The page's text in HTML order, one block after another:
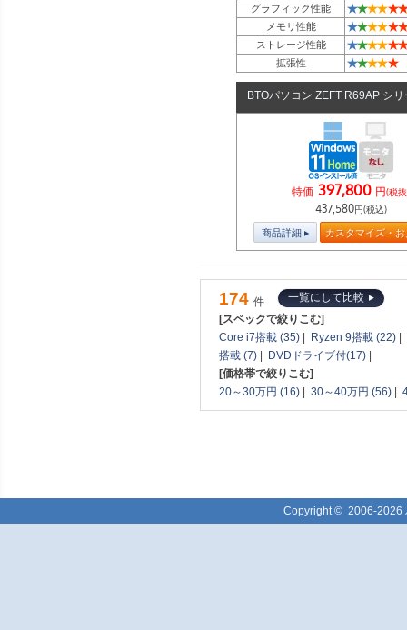
グラフィック性能 ★★★★★★
メモリ性能 ★★★★★★
ストレージ性能 ★★★★★★
拡張性 ★★★★★
BTOパソコン ZEFT R69AP シリ
特価 397,800 円(税
437,580円(税込)
商品詳細 カスタマイズ・
174 件
一覧にして比較
[スペックで絞りこむ]
Core i7搭載 (35)
Ryzen 9搭載 (22)
搭載 (7)
DVDドライブ付(17)
[価格帯で絞りこむ]
20～30万円 (16)
30～40万円 (56)
Copyright © 2006-2026